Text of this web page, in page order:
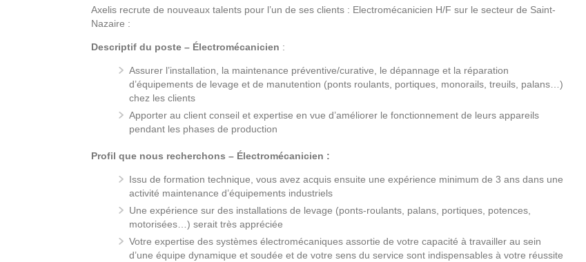
Axelis recrute de nouveaux talents pour l’un de ses clients : Electromécanicien H/F sur le secteur de Saint-
Nazaire :
Descriptif du poste – Électromécanicien :
Assurer l’installation, la maintenance préventive/curative, le dépannage et la réparation
d’équipements de levage et de manutention (ponts roulants, portiques, monorails, treuils, palans…)
chez les clients
Apporter au client conseil et expertise en vue d’améliorer le fonctionnement de leurs appareils
pendant les phases de production
Profil que nous recherchons – Électromécanicien :
Issu de formation technique, vous avez acquis ensuite une expérience minimum de 3 ans dans une
activité maintenance d’équipements industriels
Une expérience sur des installations de levage (ponts-roulants, palans, portiques, potences,
motorisées…) serait très appréciée
Votre expertise des systèmes électromécaniques assortie de votre capacité à travailler au sein
d’une équipe dynamique et soudée et de votre sens du service sont indispensables à votre réussite